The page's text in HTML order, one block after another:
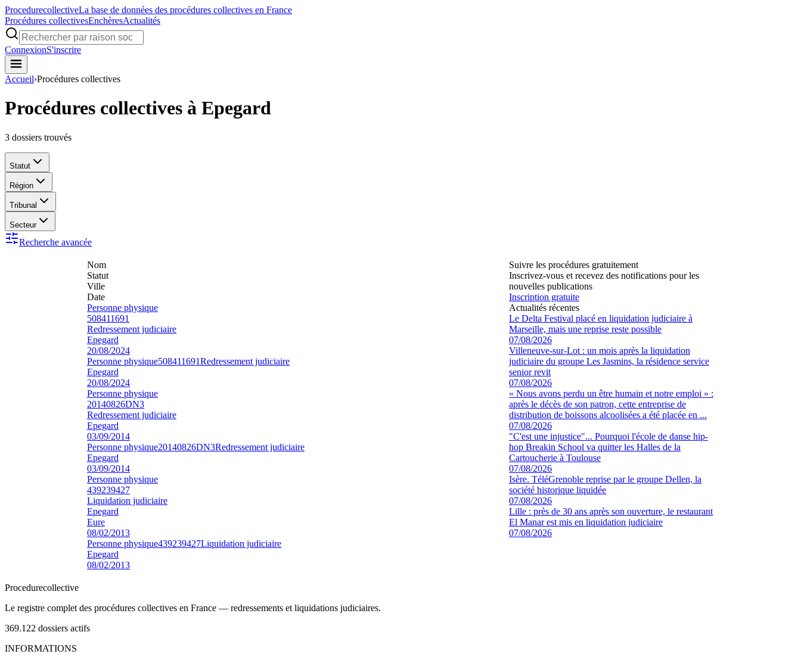
ProcedurecollectiveLa base de données des procédures collectives en France
Procédures collectivesEnchèresActualités
ConnexionS'inscrire
Accueil›Procédures collectives
Procédures collectives à Epegard
3 dossiers trouvés
Statut
Région
Tribunal
Secteur
Recherche avancée
Nom
Statut
Ville
Date
Personne physique
508411691
Redressement judiciaire
Epegard
20/08/2024
Personne physique508411691Redressement judiciaire
Epegard
20/08/2024
Personne physique
20140826DN3
Redressement judiciaire
Epegard
03/09/2014
Personne physique20140826DN3Redressement judiciaire
Epegard
03/09/2014
Personne physique
439239427
Liquidation judiciaire
Epegard
Eure
08/02/2013
Personne physique439239427Liquidation judiciaire
Epegard
08/02/2013
Suivre les procédures gratuitement
Inscrivez-vous et recevez des notifications pour les
nouvelles publications
Inscription gratuite
Actualités récentes
Le Delta Festival placé en liquidation judiciaire à
Marseille, mais une reprise reste possible
07/08/2026
Villeneuve-sur-Lot : un mois après la liquidation
judiciaire du groupe Les Jasmins, la résidence service
senior revit
07/08/2026
« Nous avons perdu un être humain et notre emploi » :
après le décès de son patron, cette entreprise de
distribution de boissons alcoolisées a été placée en ...
07/08/2026
"C'est une injustice"... Pourquoi l'école de danse hip-
hop Breakin School va quitter les Halles de la
Cartoucherie à Toulouse
07/08/2026
Isère. TéléGrenoble reprise par le groupe Dellen, la
société historique liquidée
07/08/2026
Lille : près de 30 ans après son ouverture, le restaurant
El Manar est mis en liquidation judiciaire
07/08/2026
Procedurecollective
Le registre complet des procédures collectives en France — redressements et liquidations judiciaires.
369.122 dossiers actifs
INFORMATIONS